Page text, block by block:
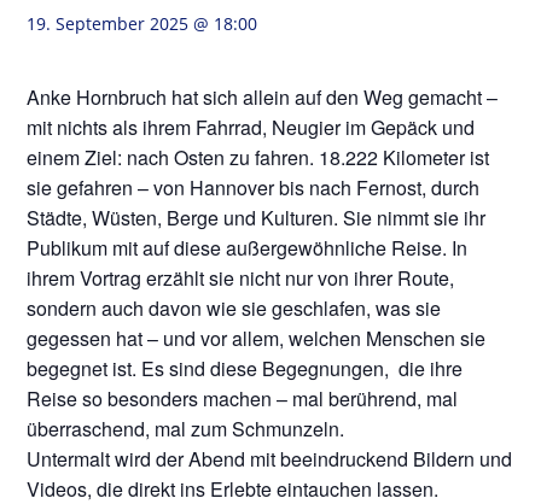
19. September 2025 @ 18:00
Anke Hornbruch hat sich allein auf den Weg gemacht –
mit nichts als ihrem Fahrrad, Neugier im Gepäck und
einem Ziel: nach Osten zu fahren. 18.222 Kilometer ist
sie gefahren – von Hannover bis nach Fernost, durch
Städte, Wüsten, Berge und Kulturen. Sie nimmt sie ihr
Publikum mit auf diese außergewöhnliche Reise. In
ihrem Vortrag erzählt sie nicht nur von ihrer Route,
sondern auch davon wie sie geschlafen, was sie
gegessen hat – und vor allem, welchen Menschen sie
begegnet ist. Es sind diese Begegnungen, die ihre
Reise so besonders machen – mal berührend, mal
überraschend, mal zum Schmunzeln.
Untermalt wird der Abend mit beeindruckend Bildern und
Videos, die direkt ins Erlebte eintauchen lassen.